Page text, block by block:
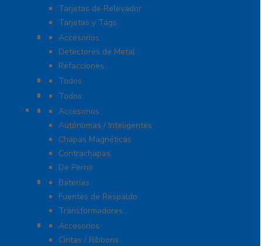
Tarjetas de Relevador
Tarjetas y Tags
Detectores De Metal
Accesorios
Detectores de Metal
Refacciones
Control De Rondas Para Vigilantes
Todos
Equipo Blindado
Todos
Cerraduras
Accesorios
Autónomas / Inteligentes
Chapas Magnéticas
Contrachapas
De Perno
Fuentes de Alimentación
Baterías
Fuentes de Respaldo
Transformadores
Identificación y Credencialización
Accesorios
Cintas / Ribbons